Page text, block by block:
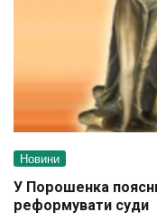
Новини
У Порошенка
реформувати суди